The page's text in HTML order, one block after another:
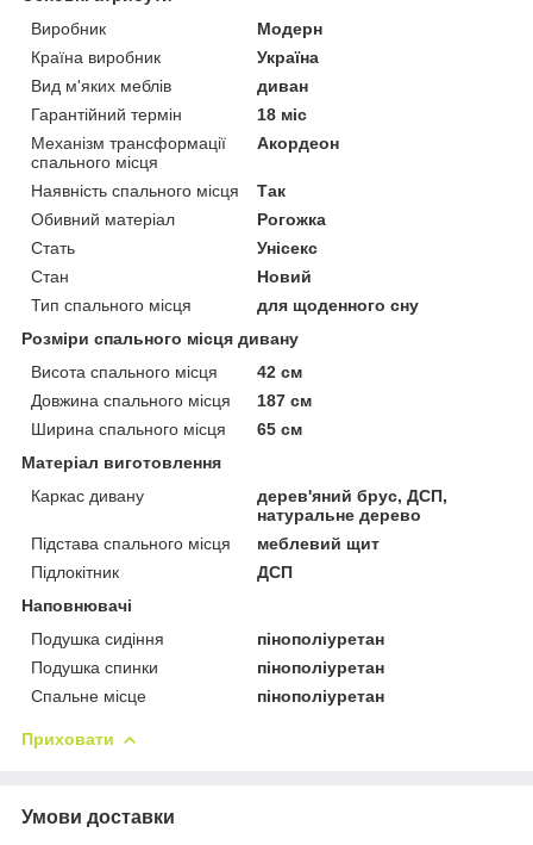
Виробник
Модерн
Країна виробник
Україна
Вид м'яких меблів
диван
Гарантійний термін
18 міс
Механізм трансформації
спального місця
Акордеон
Наявність спального місця
Так
Обивний матеріал
Рогожка
Стать
Унісекс
Стан
Новий
Тип спального місця
для щоденного сну
Розміри спального місця дивану
Висота спального місця
42 см
Довжина спального місця
187 см
Ширина спального місця
65 см
Матеріал виготовлення
Каркас дивану
дерев'яний брус, ДСП,
натуральне дерево
Підстава спального місця
меблевий щит
Підлокітник
ДСП
Наповнювачі
Подушка сидіння
пінополіуретан
Подушка спинки
пінополіуретан
Спальне місце
пінополіуретан
Приховати
Умови доставки